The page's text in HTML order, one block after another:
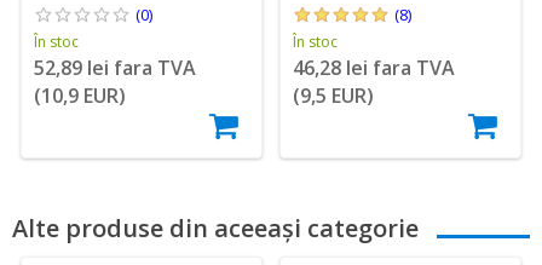
(0)
În stoc
52,89 lei fara TVA
(10,9 EUR)
(8)
În stoc
46,28 lei fara TVA
(9,5 EUR)
Alte produse din aceeași categorie